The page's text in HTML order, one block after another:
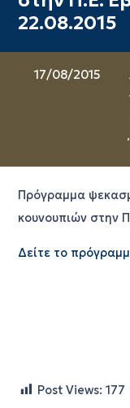
22.08.2015
17/08/2015
Πρόγραμμα
κουνουπιών στην
Δείτε το
Post Views: 177